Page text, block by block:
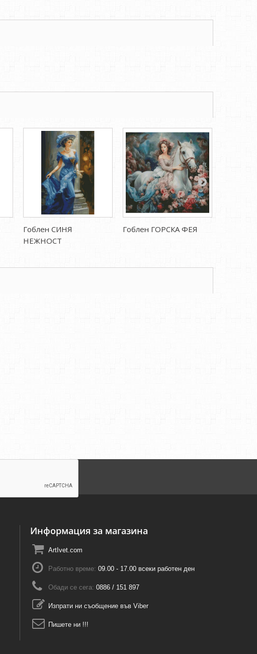
Гоблен СИНЯ
НЕЖНОСТ
Гоблен ГОРСКА ФЕЯ
Информация за магазина
ArtIvet.com
Работно време: 09.00 - 17.00 всеки работен ден
Обади се сега: 0886 / 151 897
Изпрати ни съобщение във Viber
Пишете ни !!!